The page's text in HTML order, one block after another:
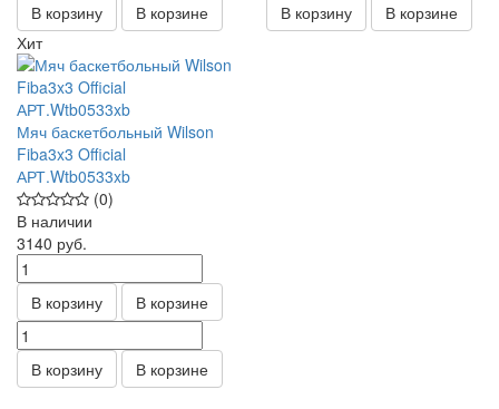
В корзину В корзине В корзину
В корзине
Хит
Мяч баскетбольный Wilson
Fiba3x3 Official
АРТ.Wtb0533xb
(0)
В наличии
3140 руб.
В корзину В корзине
В корзину В корзине